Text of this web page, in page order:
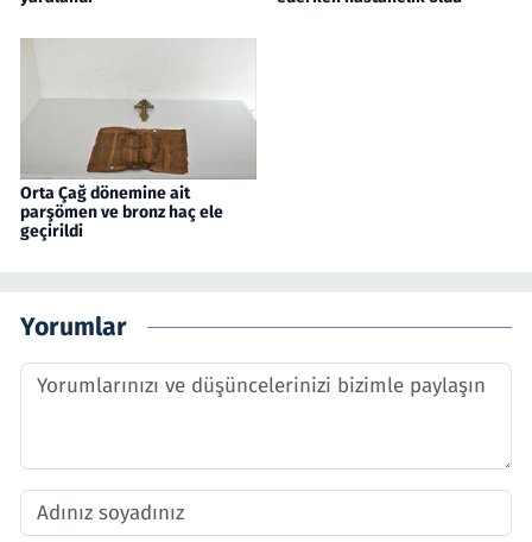
Orta Çağ dönemine ait
parşömen ve bronz haç ele
geçirildi
Yorumlar